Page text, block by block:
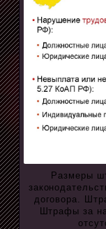
Размеры
договора.
Штрафы за